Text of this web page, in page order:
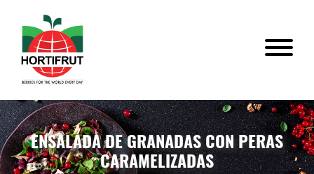
ENSALADA DE GRANADAS CON PERAS
CARAMELIZADAS